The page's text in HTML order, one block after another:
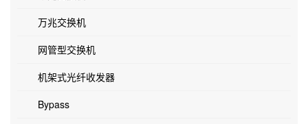
万兆交换机
网管型交换机
机架式光纤收发器
Bypass